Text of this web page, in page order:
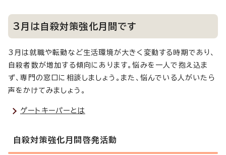
3月は自殺対策強化月間です
3月は就職や転勤など生活環境が大きく変動する時期であり、
自殺者数が増加する傾向にあります。悩みを一人で抱え込ま
ず、専門の窓口に相談しましょう。また、悩んでいる人がいたら
声をかけてみましょう。
ゲートキーパーとは
自殺対策強化月間啓発活動